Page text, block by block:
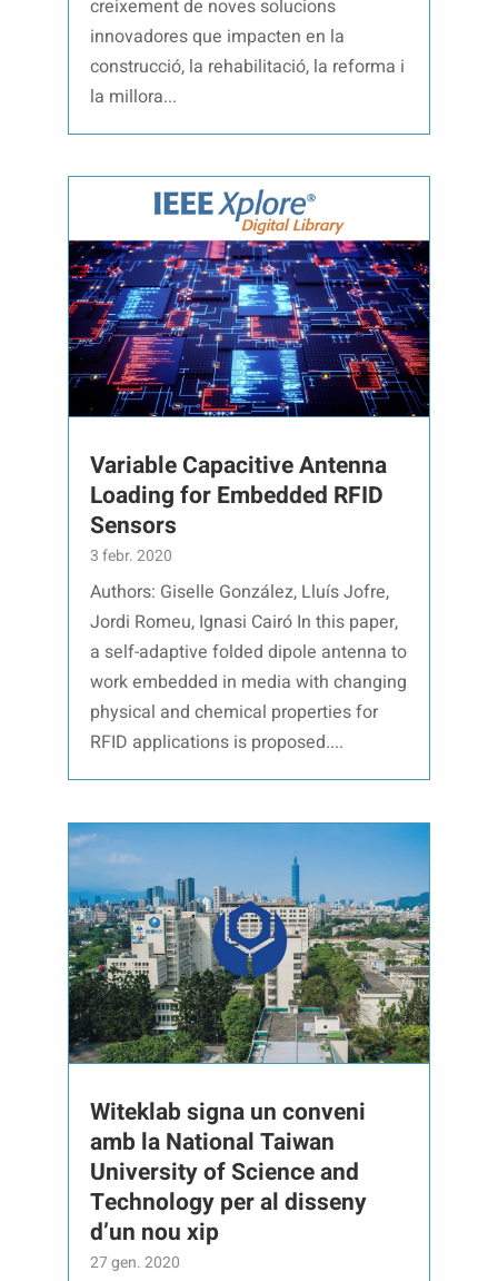
creixement de noves solucions
innovadores que impacten en la
construcció, la rehabilitació, la reforma i
la millora...
Variable Capacitive Antenna
Loading for Embedded RFID
Sensors
3 febr. 2020
Authors: Giselle González, Lluís Jofre,
Jordi Romeu, Ignasi Cairó In this paper,
a self-adaptive folded dipole antenna to
work embedded in media with changing
physical and chemical properties for
RFID applications is proposed....
Witeklab signa un conveni
amb la National Taiwan
University of Science and
Technology per al disseny
d’un nou xip
27 gen. 2020